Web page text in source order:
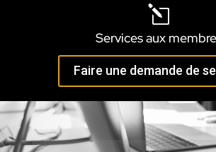
l
Services aux
Faire une demande de